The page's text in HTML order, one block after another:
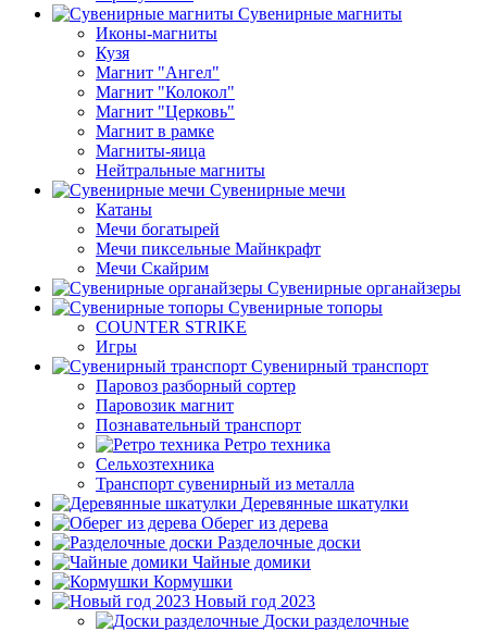
Сувенирные магниты
Иконы-магниты
Кузя
Магнит "Ангел"
Магнит "Колокол"
Магнит "Церковь"
Магнит в рамке
Магниты-яица
Нейтральные магниты
Сувенирные мечи
Катаны
Мечи богатырей
Мечи пиксельные Майнкрафт
Мечи Скайрим
Сувенирные органайзеры
Сувенирные топоры
COUNTER STRIKE
Игры
Сувенирный транспорт
Паровоз разборный сортер
Паровозик магнит
Познавательный транспорт
Ретро техника
Сельхозтехника
Транспорт сувенирный из металла
Деревянные шкатулки
Оберег из дерева
Разделочные доски
Чайные домики
Кормушки
Новый год 2023
Доски разделочные